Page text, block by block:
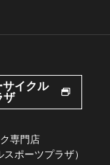
イクル
ザ
専門店
ポーツプラザ）